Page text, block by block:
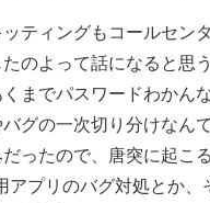
ティングもコールセン
のよって話になると思
までパスワードわかん
グの一次切り分けなん
ったので、唐突に起こ
アプリのバグ対処とか、